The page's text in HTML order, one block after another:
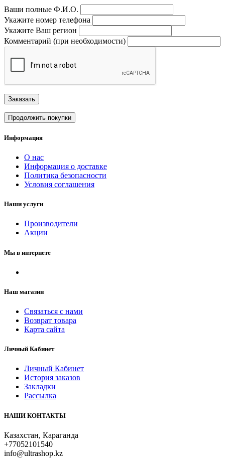
Ваши полные Ф.И.О.
Укажите номер телефона
Укажите Ваш регион
Комментарий (при необходимости)
Заказать
Продолжить покупки
Информация
О нас
Информация о доставке
Политика безопасности
Условия соглашения
Наши услуги
Производители
Акции
Мы в интернете
Наш магазин
Связаться с нами
Возврат товара
Карта сайта
Личный Кабинет
Личный Кабинет
История заказов
Закладки
Рассылка
НАШИ КОНТАКТЫ
Казахстан, Караганда
+77052101540
info@ultrashop.kz